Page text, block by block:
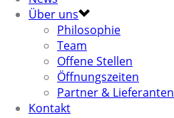
Über uns
Philosophie
Team
Offene Stellen
Öffnungszeiten
Partner & Lieferanten
Kontakt